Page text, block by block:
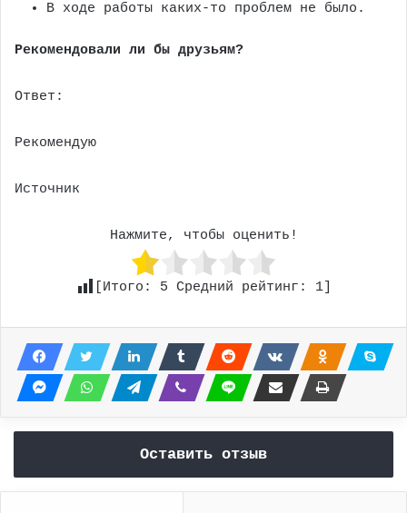
В ходе работы каких-то проблем не было.
Рекомендовали ли бы друзьям?
Ответ:
Рекомендую
Источник
Нажмите, чтобы оценить!
[Итого: 5 Средний рейтинг: 1]
Оставить отзыв